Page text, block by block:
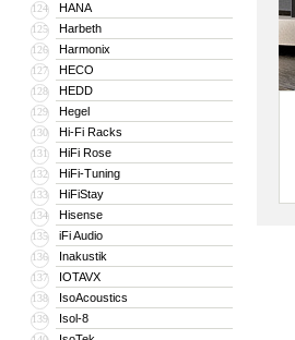
124 HANA
125 Harbeth
126 Harmonix
127 HECO
128 HEDD
129 Hegel
130 Hi-Fi Racks
131 HiFi Rose
132 HiFi-Tuning
133 HiFiStay
134 Hisense
135 iFi Audio
136 Inakustik
137 IOTAVX
138 IsoAcoustics
139 Isol-8